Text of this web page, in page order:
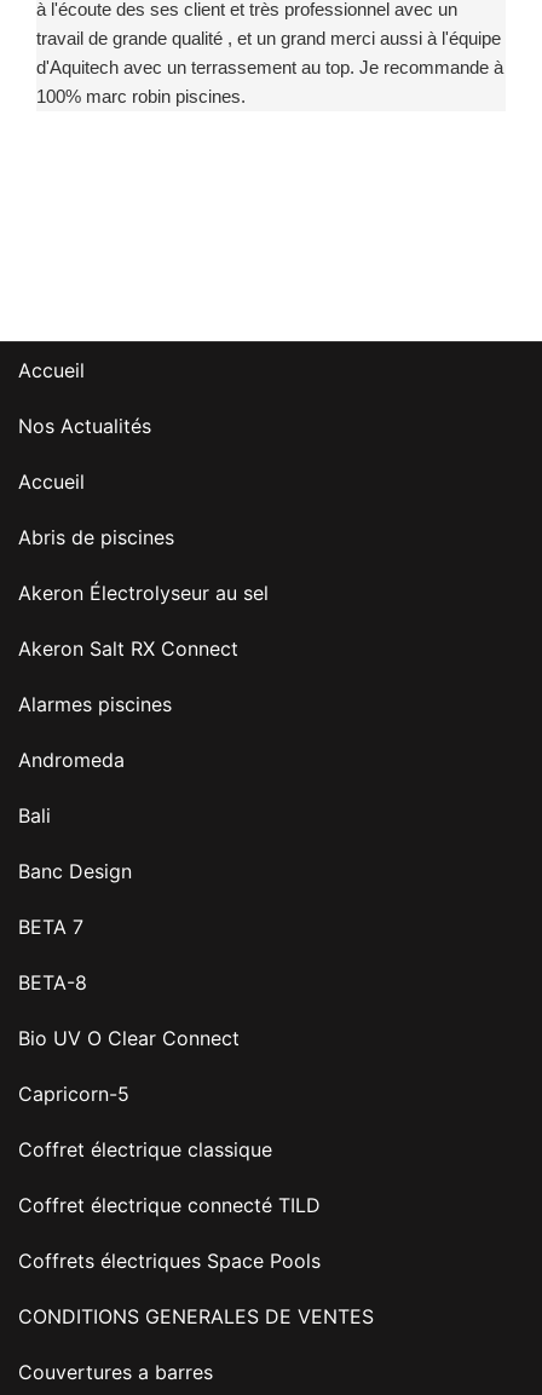
à l'écoute des ses client et très professionnel avec un
travail de grande qualité , et un grand merci aussi à l'équipe
d'Aquitech avec un terrassement au top. Je recommande à
100% marc robin piscines.
Accueil
Nos Actualités
Accueil
Abris de piscines
Akeron Électrolyseur au sel
Akeron Salt RX Connect
Alarmes piscines
Andromeda
Bali
Banc Design
BETA 7
BETA-8
Bio UV O Clear Connect
Capricorn-5
Coffret électrique classique
Coffret électrique connecté TILD
Coffrets électriques Space Pools
CONDITIONS GENERALES DE VENTES
Couvertures a barres